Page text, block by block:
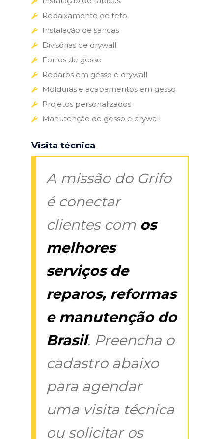
Rebaixamento de teto
Instalação de sancas
Divisórias de drywall
Forros de gesso
Reparos em gesso e drywall
Molduras e acabamentos em gesso
Projetos personalizados
Manutenção de gesso e drywall
Visita técnica
A missão do Grifo
é conectar
clientes com os
melhores
serviços de
reparos, reformas
e manutenção do
Brasil. Preencha o
cadastro abaixo
para agendar
uma visita técnica
ou solicitar os